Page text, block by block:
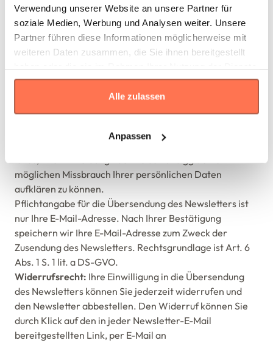
Verwendung unserer Website an unsere Partner für
soziale Medien, Werbung und Analysen weiter. Unsere
Partner führen diese Informationen möglicherweise mit
weiteren Daten zusammen, die Sie ihnen bereitgestellt
gesammelt haben.
Alle zulassen
Anpassen
wir das sog. Double-opt-in-Verfahren. Das heißt, dass
wir Ihnen nach Ihrer Anmeldung eine E-Mail an die
angegebene E-Mail-Adresse senden, in welcher wir Sie
um Bestätigung bitten, dass Sie den Versand des
Informationen gesperrt und nach einem Monat
automatisch gelöscht. Darüber hinaus speichern wir
jeweils Ihre eingesetzten IP-Adressen und Zeitpunkte
der Anmeldung und Bestätigung. Zweck des Verfahrens
möglichen Missbrauch Ihrer persönlichen Daten
aufklären zu können.
Pflichtangabe für die Übersendung des Newsletters ist
nur Ihre E-Mail-Adresse. Nach Ihrer Bestätigung
speichern wir Ihre E-Mail-Adresse zum Zweck der
Zusendung des Newsletters. Rechtsgrundlage ist Art. 6
Abs. 1 S. 1 lit. a DS-GVO.
Widerrufsrecht: Ihre Einwilligung in die Übersendung
des Newsletters können Sie jederzeit widerrufen und
den Newsletter abbestellen. Den Widerruf können Sie
durch Klick auf den in jeder Newsletter-E-Mail
bereitgestellten Link, per E-Mail an